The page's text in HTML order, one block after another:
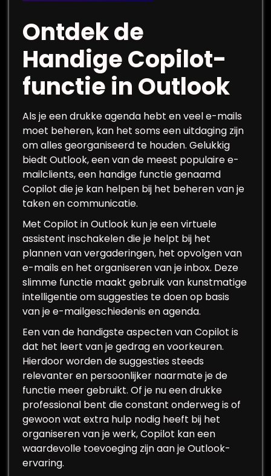
Ontdek de
Handige Copilot-
functie in Outlook
Als je een drukke agenda hebt en veel e-mails
moet beheren, kan het soms een uitdaging zijn
om alles georganiseerd te houden. Gelukkig
biedt Outlook, een van de meest populaire e-
mailclients, een handige functie genaamd
Copilot die je kan helpen bij het beheren van je
taken en communicatie.
Met Copilot in Outlook kun je een virtuele
assistent inschakelen die je helpt bij het
plannen van vergaderingen, het opvolgen van
e-mails en het organiseren van je inbox. Deze
slimme functie maakt gebruik van kunstmatige
intelligentie om suggesties te doen op basis
van je e-mailgeschiedenis en agenda.
Een van de handigste aspecten van Copilot is
dat het leert van je gedrag en voorkeuren.
Hierdoor worden de suggesties steeds
relevanter en persoonlijker naarmate je de
functie meer gebruikt. Of je nu een drukke
professional bent die constant onderweg is of
gewoon wat extra hulp nodig heeft bij het
organiseren van je werk, Copilot kan een
waardevolle toevoeging zijn aan je Outlook-
ervaring.